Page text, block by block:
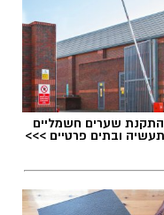
מבקר המועצה
שערים חשמליים
ובתים פרטיים >>>